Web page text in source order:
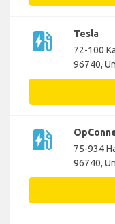
ev_station
Tesla
72-100
96740,
ev_station
75-934
96740,